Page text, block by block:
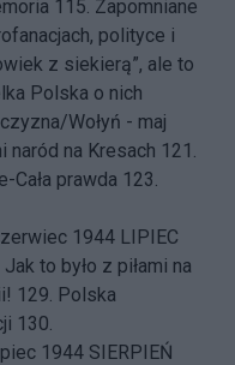
115. Zapomniane
polityce i
z siekierą”, ale to
Polska o nich
Wołyń - maj
naród na Kresach 121.
Cała prawda 123.
1944 LIPIEC
Jak to było z piłami na
129. Polska
130.
1944 SIERPIEŃ